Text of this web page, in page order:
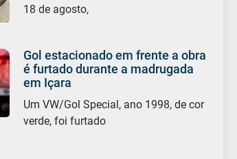
18 de agosto,
Gol estacionado em frente a obra
é furtado durante a madrugada
em Içara
Um VW/Gol Special, ano 1998, de cor
verde, foi furtado